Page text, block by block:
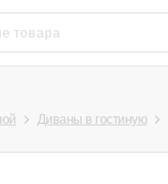
Диваны в гостиную